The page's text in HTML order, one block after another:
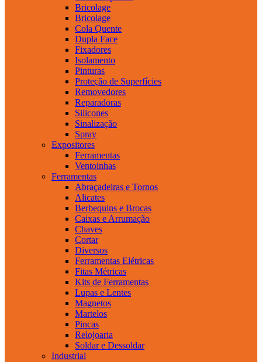
Bricolage
Bricolage
Cola Quente
Dupla Face
Fixadores
Isolamento
Pinturas
Proteção de Superfícies
Removedores
Reparadoras
Silicones
Sinalização
Spray
Expositores
Ferramentas
Ventoinhas
Ferramentas
Abraçadeiras e Tornos
Alicates
Berbequins e Brocas
Caixas e Arrumação
Chaves
Cortar
Diversos
Ferramentas Elétricas
Fitas Métricas
Kits de Ferramentas
Lupas e Lentes
Magnetos
Martelos
Pincas
Relojoaria
Soldar e Dessoldar
Industrial